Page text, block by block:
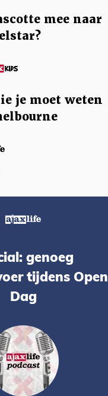
mee naar
je moet weten
genoeg
tijdens Open
Dag